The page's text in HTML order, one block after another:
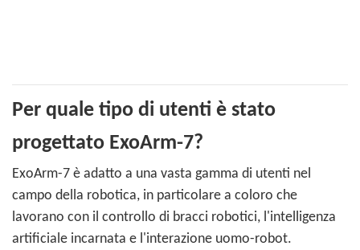
Per quale tipo di utenti è stato
progettato ExoArm-7?
ExoArm-7 è adatto a una vasta gamma di utenti nel
campo della robotica, in particolare a coloro che
lavorano con il controllo di bracci robotici, l'intelligenza
artificiale incarnata e l'interazione uomo-robot.